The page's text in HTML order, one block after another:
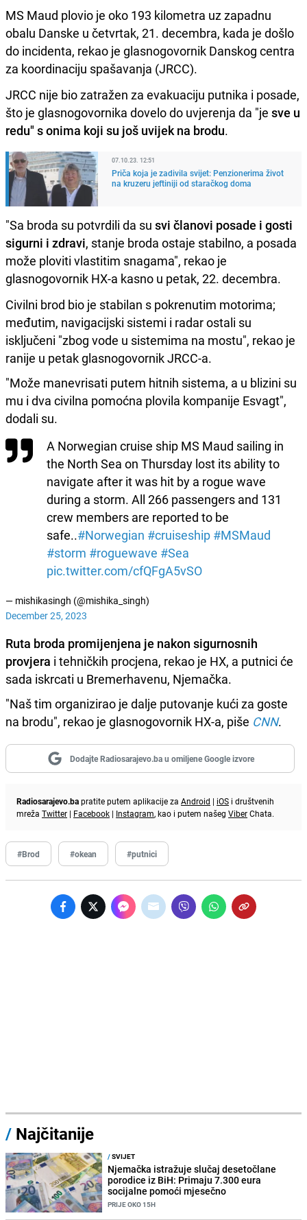
MS Maud plovio je oko 193 kilometra uz zapadnu
obalu Danske u četvrtak, 21. decembra, kada je došlo
do incidenta, rekao je glasnogovornik Danskog centra
za koordinaciju spašavanja (JRCC).
JRCC nije bio zatražen za evakuaciju putnika i posade,
što je glasnogovornika dovelo do uvjerenja da "je sve u
redu" s onima koji su još uvijek na brodu.
07.10.23. 12:51
Priča koja je zadivila svijet: Penzionerima život
na kruzeru jeftiniji od staračkog doma
"Sa broda su potvrdili da su svi članovi posade i gosti
sigurni i zdravi, stanje broda ostaje stabilno, a posada
može ploviti vlastitim snagama", rekao je
glasnogovornik HX-a kasno u petak, 22. decembra.
Civilni brod bio je stabilan s pokrenutim motorima;
međutim, navigacijski sistemi i radar ostali su
isključeni "zbog vode u sistemima na mostu", rekao je
ranije u petak glasnogovornik JRCC-a.
"Može manevrisati putem hitnih sistema, a u blizini su
mu i dva civilna pomoćna plovila kompanije Esvagt",
dodali su.
A Norwegian cruise ship MS Maud sailing in
the North Sea on Thursday lost its ability to
navigate after it was hit by a rogue wave
during a storm. All 266 passengers and 131
crew members are reported to be
safe..#Norwegian #cruiseship #MSMaud
#storm #roguewave #Sea
pic.twitter.com/cfQFgA5vSO
— mishikasingh (@mishika_singh)
December 25, 2023
Ruta broda promijenjena je nakon sigurnosnih
provjera i tehničkih procjena, rekao je HX, a putnici će
sada iskrcati u Bremerhavenu, Njemačka.
"Naš tim organizirao je dalje putovanje kući za goste
na brodu", rekao je glasnogovornik HX-a, piše CNN.
Dodajte Radiosarajevo.ba u omiljene Google izvore
Radiosarajevo.bapratite putem aplikacije za Android | iOS i društvenih
mreža Twitter | Facebook | Instagram, kao i putem našeg ViberChata.
#Brod #okean #putnici
/ Najčitanije
/SVIJET
Njemačka istražuje slučaj desetočlane
porodice iz BiH: Primaju 7.300 eura
socijalne pomoći mjesečno
PRIJE OKO 15H